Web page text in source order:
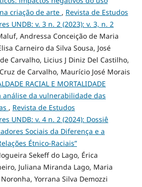
criação de arte , Revista de Estudos
UNDB: v. 3 n. 2 (2023): v. 3, n. 2
Andressa Conceição de Maria
Carneiro da Silva Sousa, José
Carvalho, Licius J Diniz Del Castilho,
de Carvalho, Maurício José Morais
RACIAL E MORTALIDADE
análise da vulnerabilidade das
, Revista de Estudos
UNDB: v. 4 n. 2 (2024): Dossiê
Sociais da Diferença e a
Étnico-Raciais”
Sekeff do Lago, Érica
Juliana Miranda Lago, Maria
Yorrana Silva Demozzi